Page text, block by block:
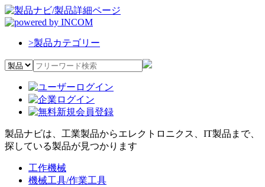
>製品カテゴリー
製品ナビは、工業製品からエレクトロニクス、IT製品まで、
探している製品が見つかります
工作機械
機械工具/作業工具